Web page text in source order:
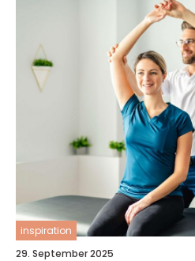
inspiration
29. September 2025